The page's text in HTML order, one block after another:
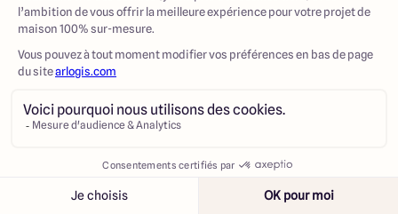
Comment assurer la conformité énergétique de
votre projet avec la norme RE2020 ?
Quels sont les avantages d'un constructeur qui
Quelles garanties sont essentielles à vérifier avant